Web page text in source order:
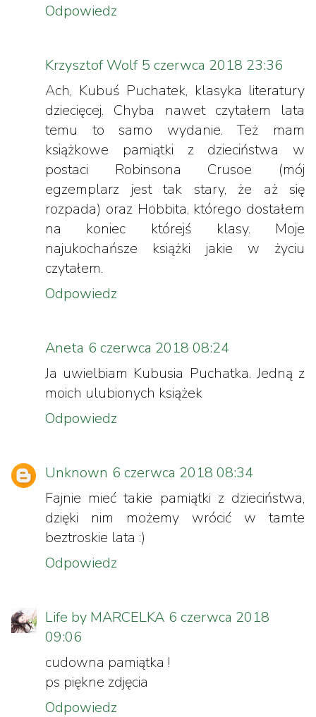
Odpowiedz
Krzysztof Wolf 5 czerwca 2018 23:36
Ach, Kubuś Puchatek, klasyka literatury
dziecięcej. Chyba nawet czytałem lata
temu to samo wydanie. Też mam
książkowe pamiątki z dzieciństwa w
postaci Robinsona Crusoe (mój
egzemplarz jest tak stary, że aż się
rozpada) oraz Hobbita, którego dostałem
na koniec którejś klasy. Moje
najukochańsze książki jakie w życiu
czytałem.
Odpowiedz
Aneta 6 czerwca 2018 08:24
Ja uwielbiam Kubusia Puchatka. Jedną z
moich ulubionych książek
Odpowiedz
Unknown 6 czerwca 2018 08:34
Fajnie mieć takie pamiątki z dzieciństwa,
dzięki nim możemy wrócić w tamte
beztroskie lata :)
Odpowiedz
Life by MARCELKA 6 czerwca 2018
09:06
cudowna pamiątka !
ps piękne zdjęcia
Odpowiedz